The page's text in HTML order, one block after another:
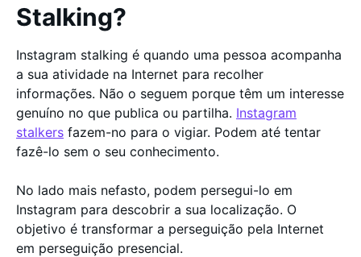
Stalking?
Instagram stalking é quando uma pessoa acompanha
a sua atividade na Internet para recolher
informações. Não o seguem porque têm um interesse
genuíno no que publica ou partilha. Instagram
stalkers fazem-no para o vigiar. Podem até tentar
fazê-lo sem o seu conhecimento.
No lado mais nefasto, podem persegui-lo em
Instagram para descobrir a sua localização. O
objetivo é transformar a perseguição pela Internet
em perseguição presencial.